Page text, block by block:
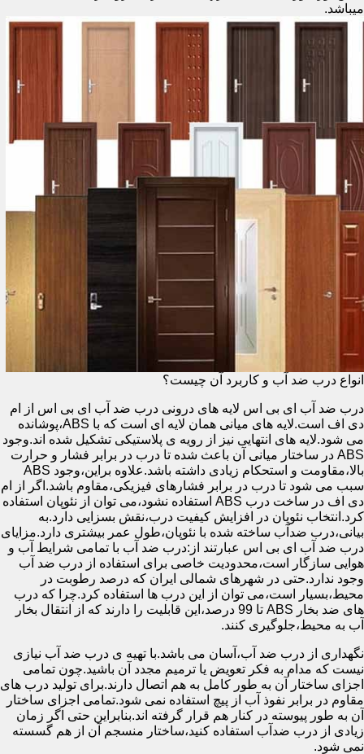
میباشد.
انواع درب ضد آب و کاربرد آن چیست؟
درب ضد آب ای بی اس لایه های درونی درب ضد آب ای بی اس از ام
دی اف است.لایه های میانی همان لایه ای است که با ABS،پوشانده
می شود.لایه های انتهایی نیز از رویه ی پلاستیکی تشکیل شده اند.وجود
ABS در ساختار میانی آن باعث شده تا درب در برابر فشار و حرارت
بالا،مقاومت و استحکام زیادی داشته باشد.علاوه براین،وجود ABS
سبب می شود تا درب در برابر فشارهای فیزیکی،مقاوم باشد.اگر از ام
دی اف در ساخت درب ABS استفاده نشود،می توان از نئوپان استفاده
کرد.انتخاب نئوپان در افزایش کیفیت درب،نقش بسزایی دارد.به
بیانی،درب ضدآب ساخته شده با نئوپان،طول عمر بیشتری دارد.مزایای
درب ضد آب ای بی اس عبارتند از:درب ضد آب با تمامی شرایط آب و
هوایی سازگار است،محدودیت خاصی برای استفاده از درب ضد آب
وجود ندارد.حتی در شهرهای شمالی ایران که درصد رطوبت در
محیط،بسیار است،می توان از این درب ها استفاده کرد.چرا که درب
های ضد بخار ABS تا 99 درصد،این قابلیت را دارند که از انتقال بخار
آب به محیط،جلوگیری کنند.
نگهداری از درب ضد آب،آسان می باشد.با تهیه ی درب ضد آب نیازی
نیست که مدام به فکر تعویض یا ترمیم مجدد آن باشید.چون تمامی
اجزای ساختار آن به طور کامل به هم اتصال دارند.برای تولید درب های
مقاوم در برابر نفوذ آب از پیچ استفاده نمی شود.تمامی اجزای ساختار
آن به طور پیوسته در کنار هم قرار گرفته اند.بنابراین حتی اگر زمان
زیادی از درب ضدآب استفاده کنید،ساختار منسجم آن از هم گسسته
نمی شود.